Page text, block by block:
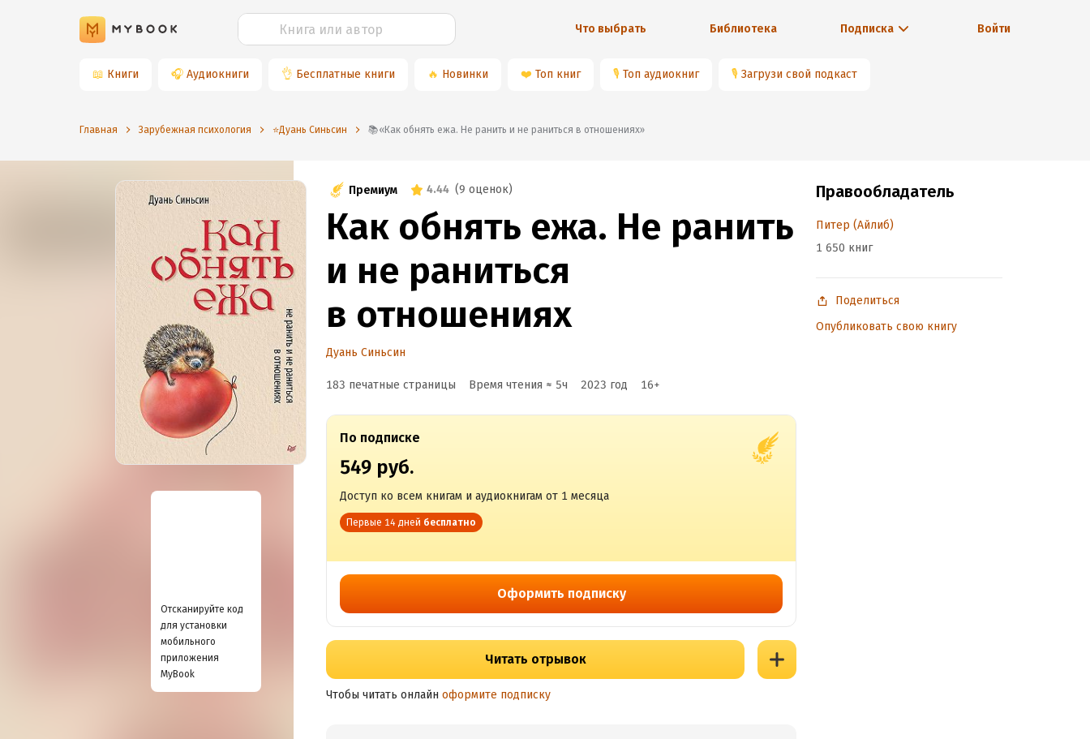
Что выбрать Библиотека Подписка Войти
📖 Книги 🎧 Аудиокниги 👌 Бесплатные книги 🔥 Новинки ❤️ Топ книг 🎙 Топ аудиокниг 🎙 Загрузи свой подкаст
Главная Зарубежная психология ⭐️Дуань Синьсин 📚«Как обнять ежа. Не ранить и не раниться в отношениях»
Отсканируйте код
для установки
мобильного
приложения
MyBook
Премиум 4.44 (9 оценок)
Как обнять ежа. Не ранить
и не раниться
в отношениях
Дуань Синьсин
183 печатные страницы Время чтения ≈ 5ч 2023 год 16+
По подписке
549 руб.
Доступ ко всем книгам и аудиокнигам от 1 месяца
Первые 14 дней бесплатно
Оформить подписку
Читать отрывок
Чтобы читать онлайн оформите подписку
Правообладатель
Питер (Айлиб)
1 650 книг
Поделиться
Опубликовать свою книгу